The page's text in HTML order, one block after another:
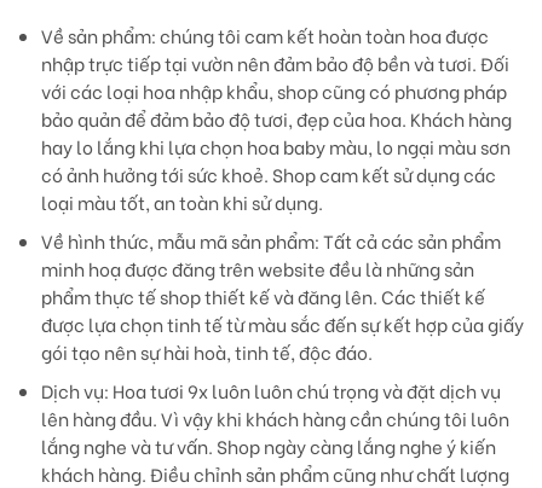
Về sản phẩm:chúng tôi cam kết hoàn toàn hoa được
nhập trực tiếp tại vườn nên đảm bảo độ bền và tươi. Đối
với các loại hoa nhập khẩu, shop cũng có phương pháp
bảo quản để đảm bảo độ tươi, đẹp của hoa. Khách hàng
hay lo lắng khi lựa chọn hoa baby màu, lo ngại màu sơn
có ảnh hưởng tới sức khoẻ. Shop cam kết sử dụng các
loại màu tốt, an toàn khi sử dụng.
Về hình thức, mẫu mã sản phẩm:Tất cả các sản phẩm
minh hoạ được đăng trên website đều là những sản
phẩm thực tế shop thiết kế và đăng lên. Các thiết kế
được lựa chọn tinh tế từ màu sắc đến sự kết hợp của giấy
gói tạo nên sự hài hoà, tinh tế, độc đáo.
Dịch vụ: Hoa tươi 9x luôn luôn chú trọng và đặt dịch vụ
lên hàng đầu. Vì vậy khi khách hàng cần chúng tôi luôn
lắng nghe và tư vấn. Shop ngày càng lắng nghe ý kiến
khách hàng. Điều chỉnh sản phẩm cũng như chất lượng